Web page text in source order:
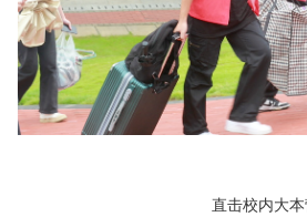
直击校内大